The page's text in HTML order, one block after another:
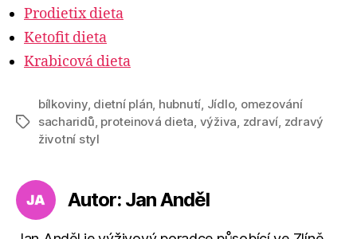
Prodietix dieta
Ketofit dieta
Krabicová dieta
Štítky
bílkoviny, dietní plán, hubnutí, Jídlo, omezování
sacharidů, proteinová dieta, výživa, zdraví, zdravý
životní styl
Autor: Jan Anděl